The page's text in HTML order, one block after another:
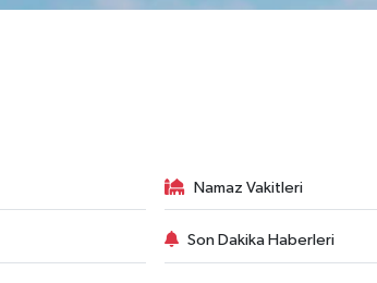
Namaz Vakitleri
Son Dakika Haberleri